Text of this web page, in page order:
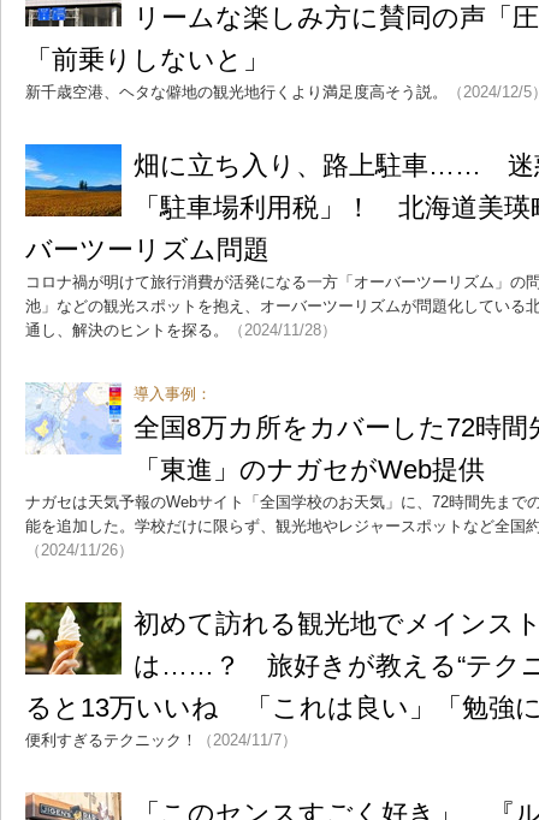
リームな楽しみ方に賛同の声「
「前乗りしないと」
新千歳空港、ヘタな僻地の観光地行くより満足度高そう説。 （2024/12/5
畑に立ち入り、路上駐車…… 迷
「駐車場利用税」！ 北海道美
バーツーリズム問題
コロナ禍が明けて旅行消費が活発になる一方「オーバーツーリズム」の
池」などの観光スポットを抱え、オーバーツーリズムが問題化している
通し、解決のヒントを探る。
（2024/11/28）
導入事例：
全国8万カ所をカバーした72時
「東進」のナガセがWeb提供
ナガセは天気予報のWebサイト「全国学校のお天気」に、72時間先まで
能を追加した。学校だけに限らず、観光地やレジャースポットなど全国
（2024/11/26）
初めて訪れる観光地でメインス
は……？ 旅好きが教える“テク
ると13万いいね 「これは良い」「勉強
便利すぎるテクニック！ （2024/11/7）
「このセンスすごく好き」 『